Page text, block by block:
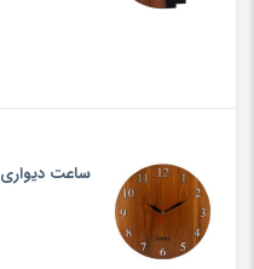
ساعت دیواری Larks مدل 001 سایز 40*40